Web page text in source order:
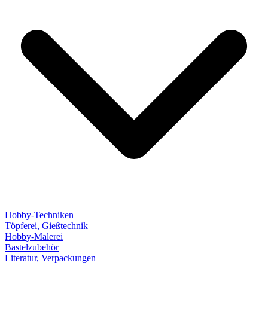
Hobby-Techniken
Töpferei, Gießtechnik
Hobby-Malerei
Bastelzubehör
Literatur, Verpackungen